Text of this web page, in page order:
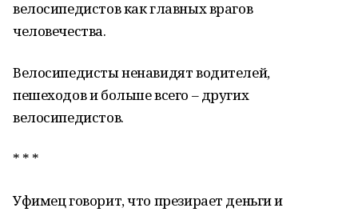
велосипедистов как главных врагов
человечества.
Велосипедисты ненавидят водителей,
пешеходов и больше всего – других
велосипедистов.
* * *
Уфимец говорит, что презирает деньги и